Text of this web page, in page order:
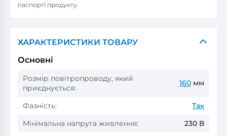
паспорті продукту.
ХАРАКТЕРИСТИКИ ТОВАРУ
Основні
Розмір повітропроводу, який
приєднується:
160 мм
Фазність:
Так
Мінімальна напруга живлення:
230 В